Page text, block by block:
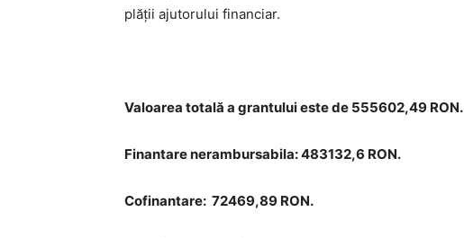
plății ajutorului financiar.
Valoarea totală a grantului este de 555602,49 RON.
Finantare nerambursabila: 483132,6 RON.
Cofinantare: 72469,89 RON.